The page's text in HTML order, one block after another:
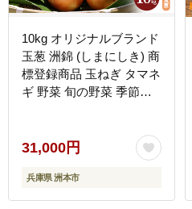
10kg オリジナルブランド
玉葱 洲錦 (しまにしき) 商
標登録商品 玉ねぎ タマネ
ギ 野菜 旬の野菜 季節の
31,000円
兵庫県 洲本市